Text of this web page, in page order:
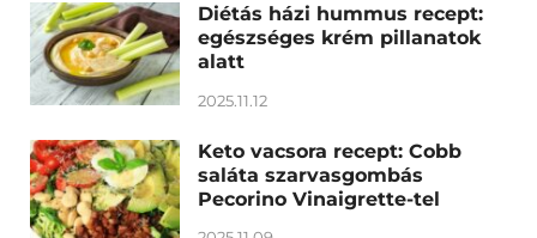
Diétás házi hummus recept:
egészséges krém pillanatok
alatt
2025.11.12
Keto vacsora recept: Cobb
saláta szarvasgombás
Pecorino Vinaigrette-tel